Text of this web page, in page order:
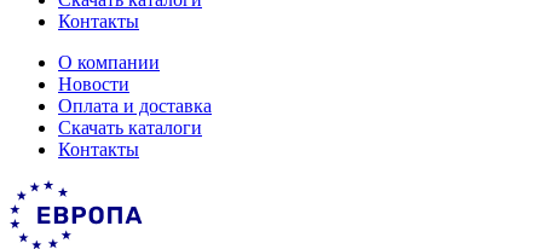
Контакты
О компании
Новости
Оплата и доставка
Скачать каталоги
Контакты